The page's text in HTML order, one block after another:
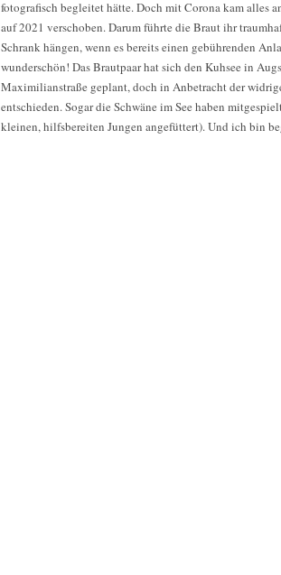
fotografisch begleitet hätte. Doch mit Corona kam alles
auf 2021 verschoben. Darum führte die Braut ihr
Schrank hängen, wenn es bereits einen gebührenden
wunderschön! Das Brautpaar hat sich den Kuhsee in
Maximilianstraße geplant, doch in Anbetracht der
entschieden. Sogar die Schwäne im See haben
kleinen, hilfsbereiten Jungen angefüttert). Und ich bin